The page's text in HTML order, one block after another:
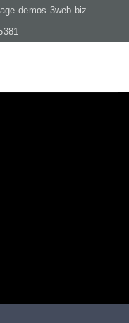
demos.3web.biz